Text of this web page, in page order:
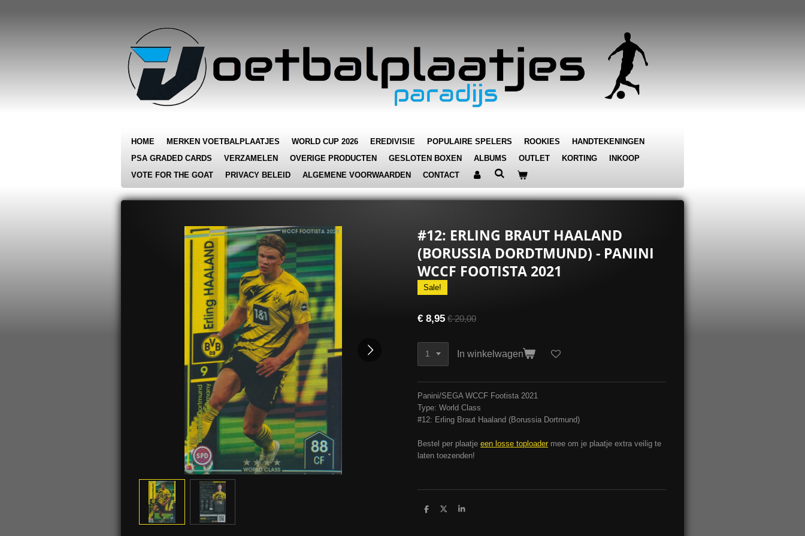
HOME MERKEN VOETBALPLAATJES WORLD CUP 2026 EREDIVISIE POPULAIRE SPELERS ROOKIES
HANDTEKENINGEN
PSA GRADED CARDS
VERZAMELEN OVERIGE PRODUCTEN GESLOTEN BOXEN ALBUMS OUTLET KORTING
INKOOP
VOTE FOR THE GOAT
PRIVACY BELEID ALGEMENE VOORWAARDEN CONTACT
#12: ERLING BRAUT HAALAND
(BORUSSIA DORDTMUND) - PANINI
WCCF FOOTISTA 2021
Sale!
€ 8,95 € 20,00
In winkelwagen
Panini/SEGA WCCF Footista 2021
Type: World Class
#12: Erling Braut Haaland (Borussia Dortmund)
Bestel per plaatje een losse toploader mee om je plaatje extra veilig te
laten toezenden!
D
D
S